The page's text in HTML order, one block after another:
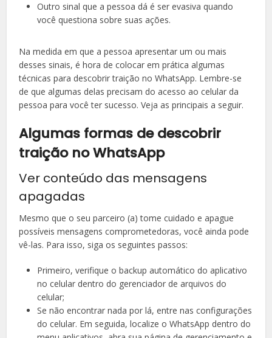
Outro sinal que a pessoa dá é ser evasiva quando
você questiona sobre suas ações.
Na medida em que a pessoa apresentar um ou mais
desses sinais, é hora de colocar em prática algumas
técnicas para descobrir traição no WhatsApp. Lembre-se
de que algumas delas precisam do acesso ao celular da
pessoa para você ter sucesso. Veja as principais a seguir.
Algumas formas de descobrir
traição no WhatsApp
Ver conteúdo das mensagens
apagadas
Mesmo que o seu parceiro (a) tome cuidado e apague
possíveis mensagens comprometedoras, você ainda pode
vê-las. Para isso, siga os seguintes passos:
Primeiro, verifique o backup automático do aplicativo
no celular dentro do gerenciador de arquivos do
celular;
Se não encontrar nada por lá, entre nas configurações
do celular. Em seguida, localize o WhatsApp dentro do